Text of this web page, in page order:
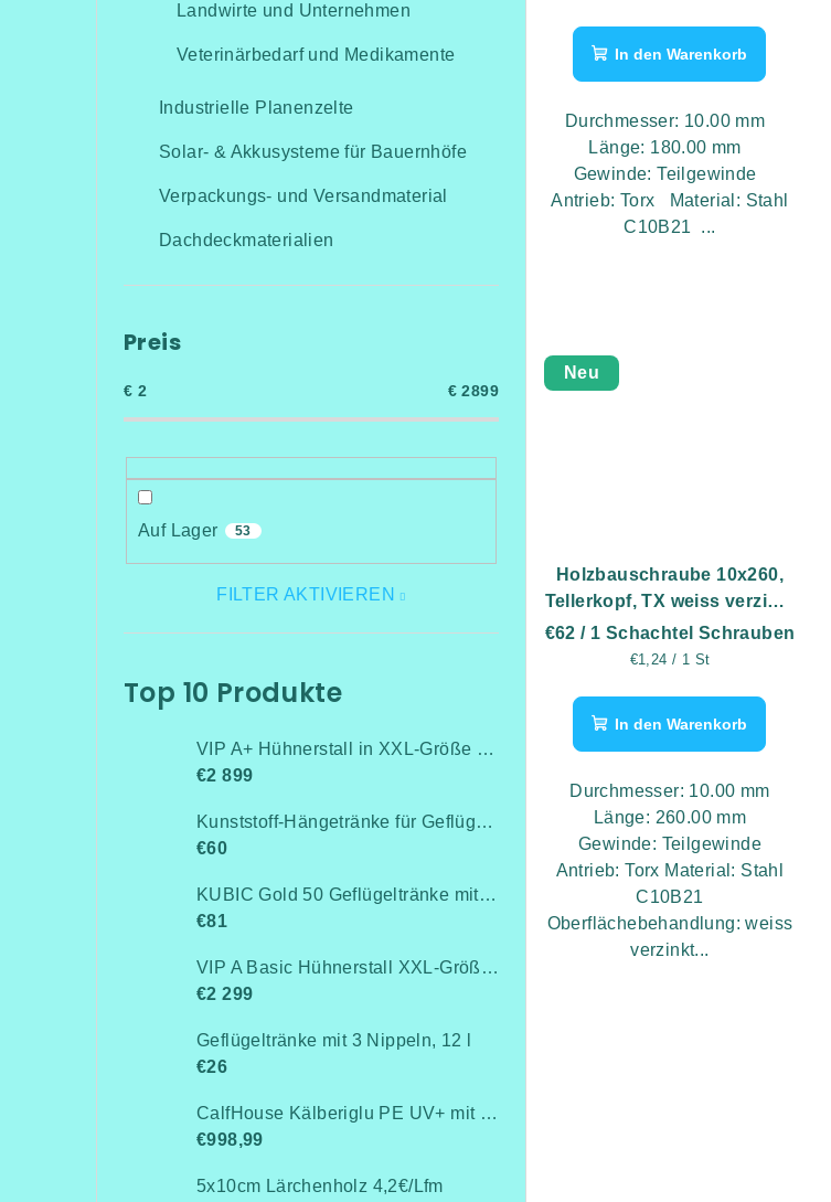
Landwirte und Unternehmen
Veterinärbedarf und Medikamente
Industrielle Planenzelte
Solar- & Akkusysteme für Bauernhöfe
Verpackungs- und Versandmaterial
Dachdeckmaterialien
Preis
€ 2 €2899
Auf Lager 53
FILTER AKTIVIEREN
Top 10 Produkte
VIP A+ Hühnerstall in XXL-Größe für 15-20 Hühner-Isoliert(mit Heizung!+Kühlung!, Isolierung und Led-Beleuchtung) - Komplett montiert - Kostenlose Lieferung
€2 899
Kunststoff-Hängetränke für Geflügel, Anschluss an Rohrleitung / Niederdruck bis 0,5 bar
€60
KUBIC Gold 50 Geflügeltränke mit Standfüßen
€81
VIP A Basic Hühnerstall XXL-Größe für 15-20 Hühner - Komplett montiert -Kostenlose Lieferung- Ohne Wärmedämmung,Heizung/Kühlung und Beleuchtung
€2 299
Geflügeltränke mit 3 Nippeln, 12 l
€26
CalfHouse Kälberiglu PE UV+ mit schwerem Gitterzaun
€998,99
5x10cm Lärchenholz 4,2€/Lfm
In den Warenkorb
Durchmesser: 10.00 mm
Länge: 180.00 mm
Gewinde: Teilgewinde
Antrieb: Torx Material: Stahl
C10B21 ...
Neu
Holzbauschraube 10x260,
Tellerkopf, TX weiss verzinkt
- 50 Stk
€62/ 1 Schachtel Schrauben
Verkaufspreis:
€1,24 / 1 St
In den Warenkorb
Durchmesser: 10.00 mm
Länge: 260.00 mm
Gewinde: Teilgewinde
Antrieb: Torx Material: Stahl
C10B21
Oberflächebehandlung: weiss
verzinkt...